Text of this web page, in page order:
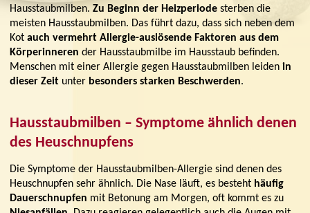
Hausstaubmilben. Zu Beginn der Heizperiode sterben die
meisten Hausstaubmilben. Das führt dazu, dass sich neben dem
Kot auch vermehrt Allergie-auslösende Faktoren aus dem
Körperinneren der Hausstaubmilbe im Hausstaub befinden.
Menschen mit einer Allergie gegen Hausstaubmilben leiden in
dieser Zeit unter besonders starken Beschwerden.
Hausstaubmilben – Symptome ähnlich denen
des Heuschnupfens
Die Symptome der Hausstaubmilben-Allergie sind denen des
Heuschnupfen sehr ähnlich. Die Nase läuft, es besteht häufig
Dauerschnupfen mit Betonung am Morgen, oft kommt es zu